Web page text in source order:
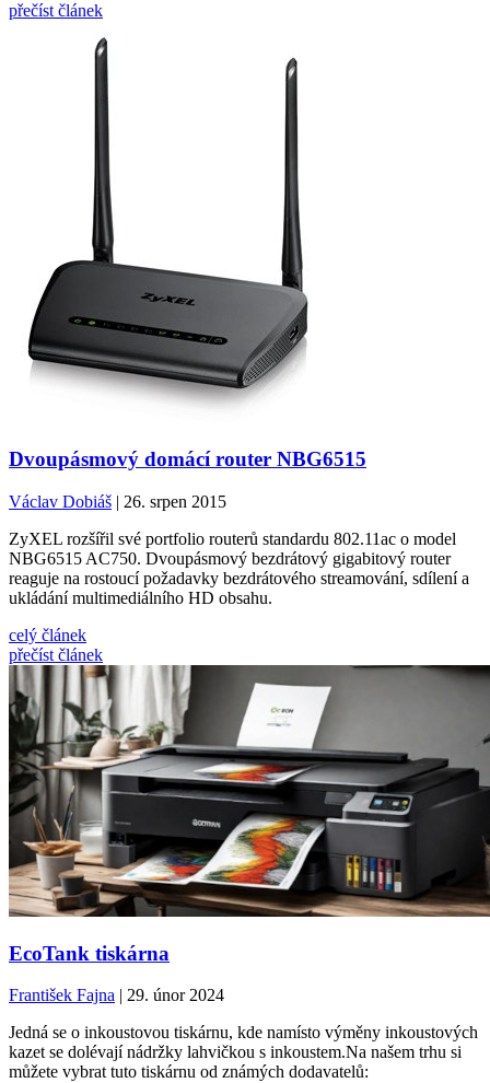
přečíst článek
Dvoupásmový domácí router NBG6515
Václav Dobiáš | 26. srpen 2015
ZyXEL rozšířil své portfolio routerů standardu 802.11ac o model
NBG6515 AC750. Dvoupásmový bezdrátový gigabitový router
reaguje na rostoucí požadavky bezdrátového streamování, sdílení a
ukládání multimediálního HD obsahu.
celý článek
přečíst článek
EcoTank tiskárna
František Fajna | 29. únor 2024
Jedná se o inkoustovou tiskárnu, kde namísto výměny inkoustových
kazet se dolévají nádržky lahvičkou s inkoustem.Na našem trhu si
můžete vybrat tuto tiskárnu od známých dodavatelů: